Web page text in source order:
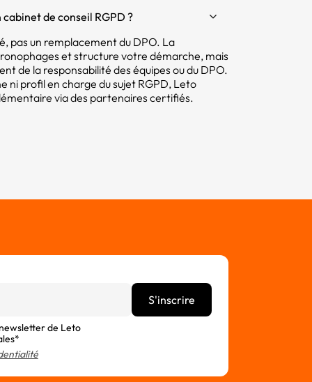
de conseil RGPD ?
pas un remplacement du DPO. La
et structure votre démarche, mais
de la responsabilité des équipes ou du DPO.
ni profil en charge du sujet RGPD, Leto
via des partenaires certifiés.
de Leto